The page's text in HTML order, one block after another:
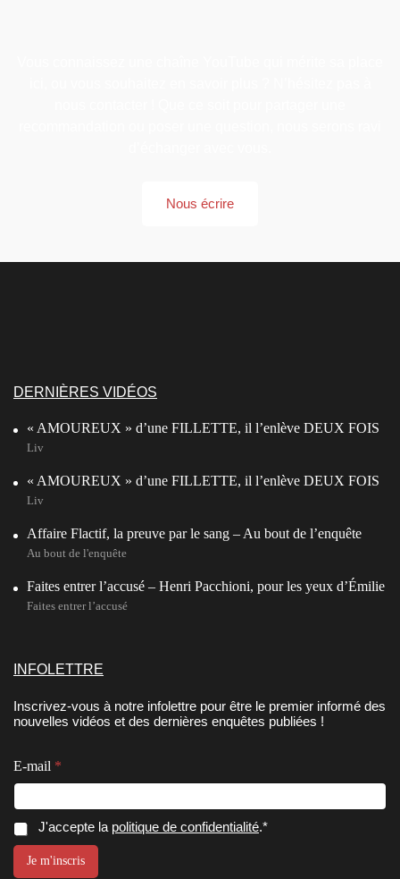
Nous écrire
DERNIÈRES VIDÉOS
« AMOUREUX » d’une FILLETTE, il l’enlève DEUX FOIS
Liv
« AMOUREUX » d’une FILLETTE, il l’enlève DEUX FOIS
Liv
Affaire Flactif, la preuve par le sang – Au bout de l’enquête
Au bout de l'enquête
Faites entrer l’accusé – Henri Pacchioni, pour les yeux d’Émilie
Faites entrer l’accusé
INFOLETTRE
Inscrivez-vous à notre infolettre pour être le premier informé des
nouvelles vidéos et des dernières enquêtes publiées !
E-mail *
*
E
E
-
C
o
J'accepte la politique de confidentialité.*
Je m'inscris